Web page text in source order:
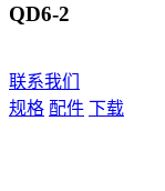
QD6-2
联系我们
规格 配件 下载